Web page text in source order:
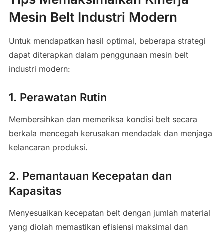
Mesin Belt Industri Modern
Untuk mendapatkan hasil optimal, beberapa strategi
dapat diterapkan dalam penggunaan mesin belt
industri modern:
1. Perawatan Rutin
Membersihkan dan memeriksa kondisi belt secara
berkala mencegah kerusakan mendadak dan menjaga
kelancaran produksi.
2. Pemantauan Kecepatan dan
Kapasitas
Menyesuaikan kecepatan belt dengan jumlah material
yang diolah memastikan efisiensi maksimal dan